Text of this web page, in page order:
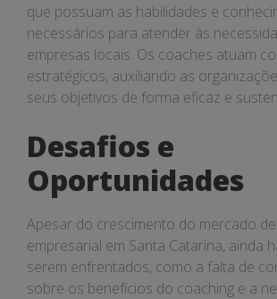
que possuam as habilidades e
necessários para atender às
empresas locais. Os coaches atuam
estratégicos, auxiliando as
seus objetivos de forma eficaz e
Desafios e
Oportunidades
Apesar do crescimento do mercado
empresarial em Santa Catarina, ainda
serem enfrentados, como a falta de
sobre os benefícios do coaching e a